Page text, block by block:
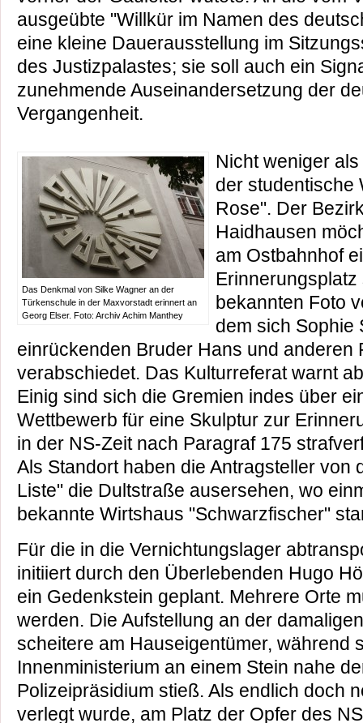
ausgeübte "Willkür im Namen des
eine kleine Dauerausstellung im
des Justizpalastes; sie soll auch ein
zunehmende Auseinandersetzung der
Vergangenheit.
Das Denkmal von Silke Wagner an der
Türkenschule in der Maxvorstadt erinnert an
Georg Elser. Foto: Archiv Achim Manthey
Nicht weniger
der studentische
Rose". Der
Haidhausen
am Ostbahnhof
bekannten Foto
dem sich Sophie
einrückenden Bruder Hans und anderen
verabschiedet. Das Kulturreferat warnt
Einig sind sich die Gremien indes über
Wettbewerb für eine Skulptur zur
in der NS-Zeit nach Paragraf 175
Als Standort haben die Antragsteller von
Liste" die Dultstraße ausersehen, wo
bekannte Wirtshaus "Schwarzfischer"
Für die in die Vernichtungslager
initiiert durch den Überlebenden Hugo
ein Gedenkstein geplant. Mehrere Orte
werden. Die Aufstellung an der
scheitere am Hauseigentümer, während
Innenministerium an einem Stein nahe
Polizeipräsidium stieß. Als endlich doch
verlegt wurde, am Platz der Opfer des